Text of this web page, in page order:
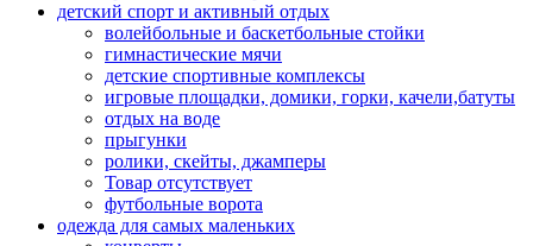
детский спорт и активный отдых
волейбольные и баскетбольные стойки
гимнастические мячи
детские спортивные комплексы
игровые площадки, домики, горки, качели,батуты
отдых на воде
прыгунки
ролики, скейты, джамперы
Товар отсутствует
футбольные ворота
одежда для самых маленьких